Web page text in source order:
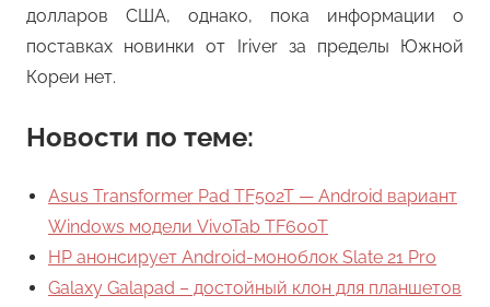
долларов США, однако, пока информации о
поставках новинки от Iriver за пределы Южной
Кореи нет.
Новости по теме:
Asus Transformer Pad TF502T — Android вариант
Windows модели VivoTab TF600T
HP анонсирует Android-моноблок Slate 21 Pro
Galaxy Galapad – достойный клон для планшетов